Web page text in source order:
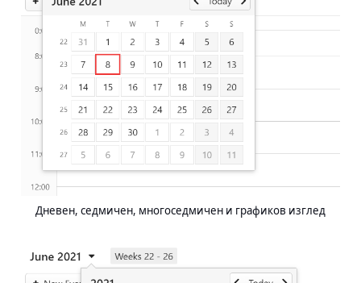
Дневен, седмичен, многоседмичен и графиков изглед